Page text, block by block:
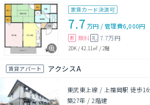
家賃カード決済可
7.7 万円 /管理費6,000円
敷 無料 礼 7.7万円
2DK /42.11㎡ /2階
賃貸アパート アクシスA
東武東上線 / 上福岡駅 徒歩
築27年 /2階建